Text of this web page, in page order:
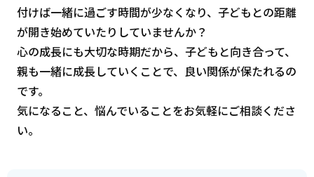
付けば一緒に過ごす時間が少なくなり、子どもとの距離
が開き始めていたりしていませんか？
心の成長にも大切な時期だから、子どもと向き合って、
親も一緒に成長していくことで、良い関係が保たれるの
です。
気になること、悩んでいることをお気軽にご相談くださ
い。